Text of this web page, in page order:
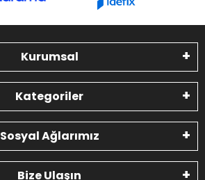
Kurumsal
Kategoriler
Sosyal Ağlarımız
Bize Ulaşın